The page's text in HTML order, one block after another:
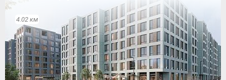
4.02 км